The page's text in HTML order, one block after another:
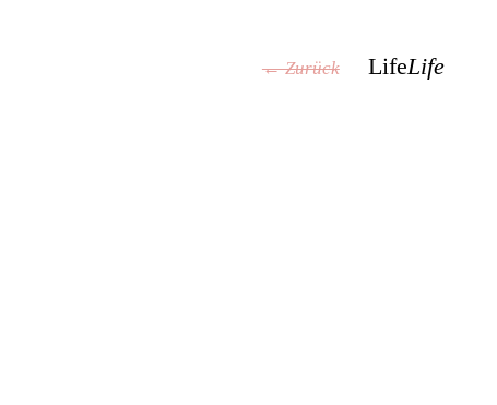
← Zurück LifeLife